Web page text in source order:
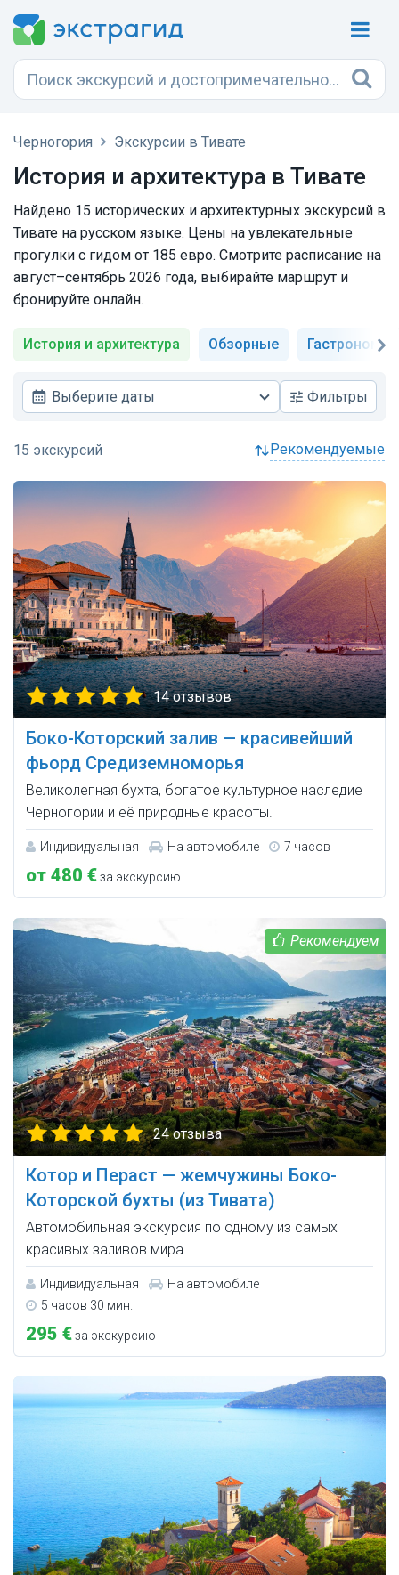
Черногория Экскурсии в Тивате
История и архитектура в Тивате
Найдено 15 исторических и архитектурных экскурсий в
Тивате на русском языке. Цены на увлекательные
прогулки с гидом от 185 евро. Смотрите расписание на
август–сентябрь 2026 года, выбирайте маршрут и
бронируйте онлайн.
История и архитектура Обзорные
Выберите даты Фильтры
рекомендуемые
14 отзывов
Боко-Которский залив — красивейший
фьорд Средиземноморья
Великолепная бухта, богатое культурное наследие
Черногории и её природные красоты.
Индивидуальная На автомобиле 7 часов
от 480 €за экскурсию
24 отзыва
Котор и Пераст — жемчужины Боко-
Которской бухты (из Тивата)
Автомобильная экскурсия по одному из самых
красивых заливов мира.
Индивидуальная
На автомобиле
5 часов 30 мин.
295 €за экскурсию